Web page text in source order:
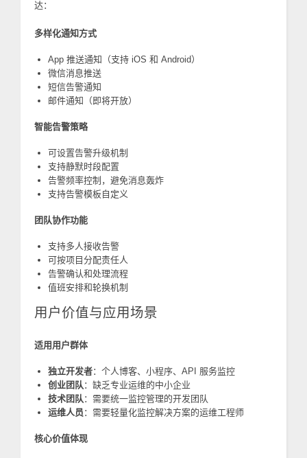
达：
多样化通知方式
App 推送通知（支持 iOS 和 Android）
微信消息推送
短信告警通知
邮件通知（即将开放）
智能告警策略
可设置告警升级机制
支持静默时段配置
告警频率控制，避免消息轰炸
支持告警模板自定义
团队协作功能
支持多人接收告警
可按项目分配责任人
告警确认和处理流程
值班安排和轮换机制
用户价值与应用场景
适用用户群体
独立开发者：个人博客、小程序、API 服务监控
创业团队 ：缺乏专业运维的中小企业
技术团队 ：需要统一监控管理的开发团队
运维人员 ：需要轻量化监控解决方案的运维工程师
核心价值体现